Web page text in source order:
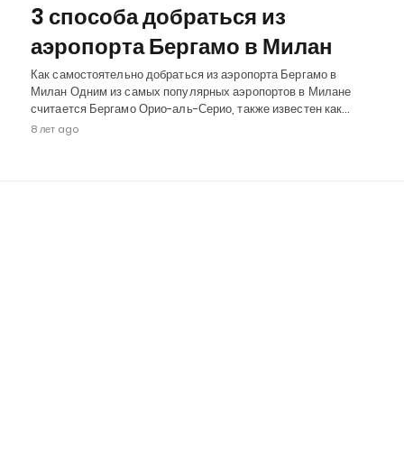
3 способа добраться из
аэропорта Бергамо в Милан
Как самостоятельно добраться из аэропорта Бергамо в
Милан Одним из самых популярных аэропортов в Милане
считается Бергамо Орио-аль-Серио, также известен как…
8 лет ago